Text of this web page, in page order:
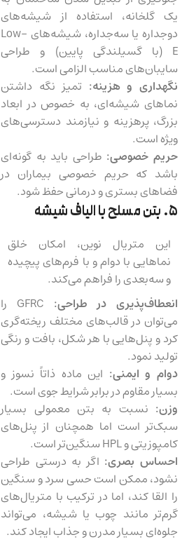
یک گلخانه، استفاده از شیشه‌های
دوجداره یا سه‌جداره، شیشه‌های Low-
E (با گسیلندگی پایین) و طراحی
سایبان‌های مناسب الزامی است.
نگهداری و هزینه: تمیز نگه داشتن
نماهای شیشه‌ای، به خصوص در ابعاد
بزرگ، پرهزینه و نیازمند دسترسی‌های
ویژه است.
حریم خصوصی: طراحی باید به گونه‌ای
باشد که حریم خصوصی بیماران در
فضاهای بستری و درمانی حفظ شود.
۵. بتن مسلح با الیاف شیشه
این متریال نوین، امکان خلق
نماهایی با دوام و با فرم‌های پیچیده
و سه‌بعدی را فراهم می‌کند.
انعطاف‌پذیری در طراحی:
GFRC را
می‌توان در قالب‌های مختلف ریخته‌گری
کرد و پنل‌هایی با هر شکل، بافت و رنگی
تولید نمود.
دوام و ایمنی: این ماده ذاتاً نسوز و
بسیار مقاوم در برابر شرایط جوی است.
وزن: نسبت به بتن معمولی بسیار
سبک‌تر است اما همچنان از پنل‌های
کامپوزیتی و HPL سنگین‌تر است.
احساس بصری: اگر به درستی طراحی
نشود، ممکن است حسی سرد و سنگین
را القا کند، اما در ترکیب با متریال‌های
گرم‌تر مانند چوب یا شیشه، می‌تواند
جلوه‌ای بسیار مدرن و جذاب ایجاد کند.